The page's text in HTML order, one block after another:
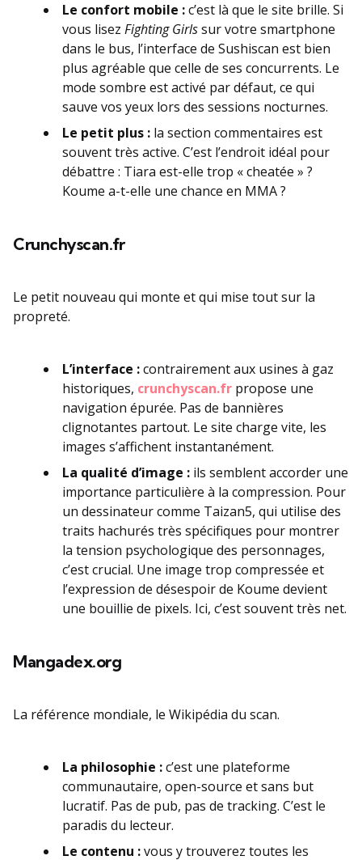
Le confort mobile :c’est là que le site brille. Si
vous lisez Fighting Girlssur votre smartphone
dans le bus, l’interface de Sushiscan est bien
plus agréable que celle de ses concurrents. Le
mode sombre est activé par défaut, ce qui
sauve vos yeux lors des sessions nocturnes.
Le petit plus : la section commentaires est
souvent très active. C’est l’endroit idéal pour
débattre : Tiara est-elle trop « cheatée » ?
Koume a-t-elle une chance en MMA ?
Crunchyscan.fr
Le petit nouveau qui monte et qui mise tout sur la
propreté.
L’interface :contrairement aux usines à gaz
historiques, crunchyscan.fr propose une
navigation épurée. Pas de bannières
clignotantes partout. Le site charge vite, les
images s’affichent instantanément.
La qualité d’image : ils semblent accorder une
importance particulière à la compression. Pour
un dessinateur comme Taizan5, qui utilise des
traits hachurés très spécifiques pour montrer
la tension psychologique des personnages,
c’est crucial. Une image trop compressée et
l’expression de désespoir de Koume devient
une bouillie de pixels. Ici, c’est souvent très net.
Mangadex.org
La référence mondiale, le Wikipédia du scan.
La philosophie :c’est une plateforme
communautaire, open-source et sans but
lucratif. Pas de pub, pas de tracking. C’est le
paradis du lecteur.
Le contenu :vous y trouverez toutes les